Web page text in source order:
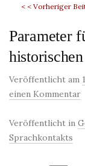
< < Vorheriger
Parameter
Veröffentlicht am
einen Kommentar
Veröffentlicht in
Sprachkontakts